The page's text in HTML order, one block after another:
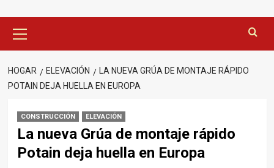
principal
HOGAR ELEVACIÓN
LA NUEVA GRÚA DE MONTAJE RÁPIDO
POTAIN DEJA HUELLA EN EUROPA
CONSTRUCCIÓN ELEVACIÓN
La nueva Grúa de montaje rápido
Potain deja huella en Europa